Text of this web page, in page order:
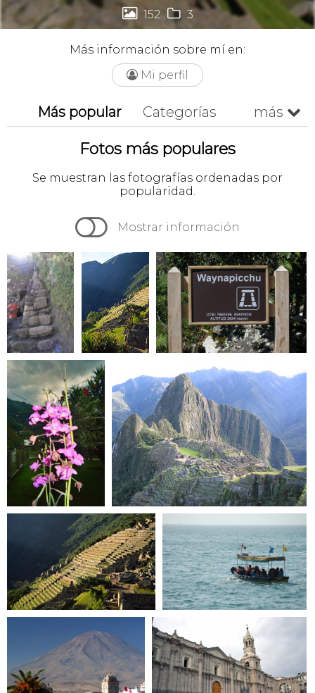
 152  3
Más información sobre mí en:
 Mi perfil
Más popular
Categorías
Más recientes
Cronológico
más 
Fotos más populares
Se muestran las fotografías ordenadas por
popularidad.
 Mostrar información